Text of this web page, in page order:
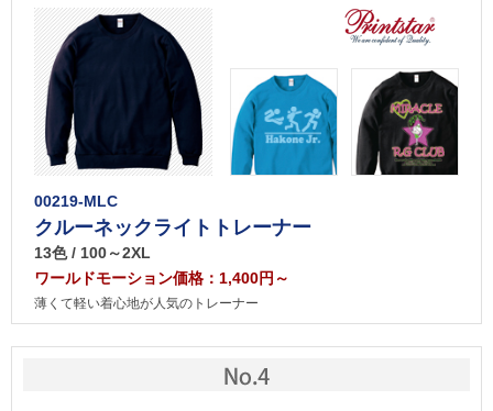
00219-MLC
クルーネックライトトレーナー
13色 / 100～2XL
ワールドモーション価格：1,400円～
薄くて軽い着心地が人気のトレーナー